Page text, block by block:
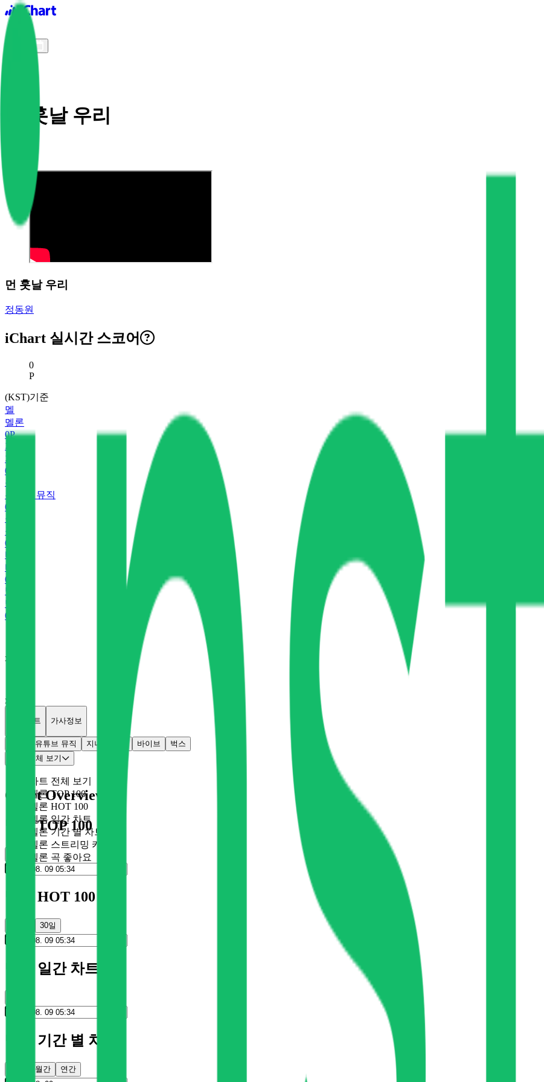
iChart logo
먼 훗날 우리
먼 훗날 우리
정동원
iChart 실시간 스코어
현재 스코어
0
P
(KST)기준
멜
멜론
0P
지
지니
0
유
유튜브 뮤직
0
플
플로
0
바
바이브
0
벅
벅스
0
x
x
개별차트 가사정보
유튜브 뮤직 지니 바이브
벅스
차트 전체 보기
차트 전체 보기
멜론 TOP 100
멜론 HOT 100
멜론 일간 차트
멜론 기간 별 차트
멜론 스트리밍 카드
멜론 곡 좋아요
Chart Overview
멜론 TOP 100
멜론 HOT 100
30일
멜론 일간 차트
멜론 기간 별 차트
월간 연간